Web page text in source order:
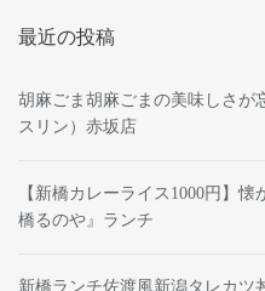
最近の投稿
胡麻ごま胡麻ごまの美味しさが
スリン）赤坂店
【新橋カレーライス1000円】
橋るのや』ランチ
新橋ランチ佐渡風新潟タレカ